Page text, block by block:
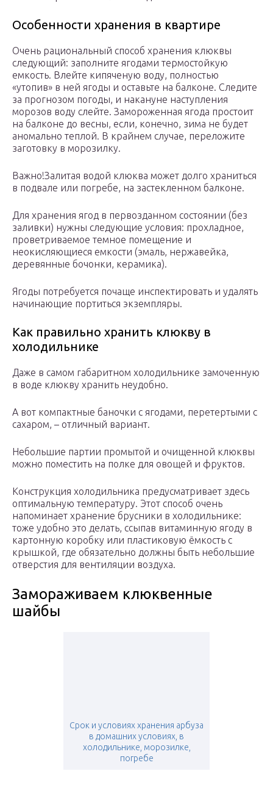
Особенности хранения в квартире
Очень рациональный способ хранения клюквы
следующий: заполните ягодами термостойкую
емкость. Влейте кипяченую воду, полностью
«утопив» в ней ягоды и оставьте на балконе. Следите
за прогнозом погоды, и накануне наступления
морозов воду слейте. Замороженная ягода простоит
на балконе до весны, если, конечно, зима не будет
аномально теплой. В крайнем случае, переложите
заготовку в морозилку.
Важно!Залитая водой клюква может долго храниться
в подвале или погребе, на застекленном балконе.
Для хранения ягод в первозданном состоянии (без
заливки) нужны следующие условия: прохладное,
проветриваемое темное помещение и
неокисляющиеся емкости (эмаль, нержавейка,
деревянные бочонки, керамика).
Ягоды потребуется почаще инспектировать и удалять
начинающие портиться экземпляры.
Как правильно хранить клюкву в
холодильнике
Даже в самом габаритном холодильнике замоченную
в воде клюкву хранить неудобно.
А вот компактные баночки с ягодами, перетертыми с
сахаром, – отличный вариант.
Небольшие партии промытой и очищенной клюквы
можно поместить на полке для овощей и фруктов.
Конструкция холодильника предусматривает здесь
оптимальную температуру. Этот способ очень
напоминает хранение брусники в холодильнике:
тоже удобно это делать, ссыпав витаминную ягоду в
картонную коробку или пластиковую ёмкость с
крышкой, где обязательно должны быть небольшие
отверстия для вентиляции воздуха.
Замораживаем клюквенные
шайбы
Срок и условиях хранения арбуза
в домашних условиях, в
холодильнике, морозилке,
погребе